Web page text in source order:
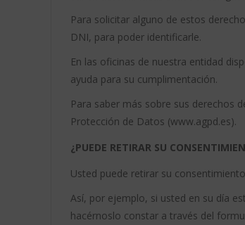
Para solicitar alguno de estos
DNI, para poder identificarle.
En las oficinas de nuestra entidad
ayuda para su cumplimentación.
Para saber más sobre sus derechos
Protección de Datos (www.agpd.es).
¿PUEDE RETIRAR SU
Usted puede retirar su
Así, por ejemplo, si usted en su día
hacérnoslo constar a través del